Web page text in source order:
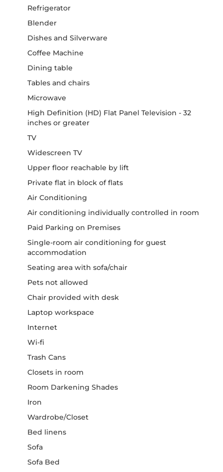
Refrigerator
Blender
Dishes and Silverware
Coffee Machine
Dining table
Tables and chairs
Microwave
High Definition (HD) Flat Panel Television - 32
inches or greater
TV
Widescreen TV
Upper floor reachable by lift
Private flat in block of flats
Air Conditioning
Air conditioning individually controlled in room
Paid Parking on Premises
Single-room air conditioning for guest
accommodation
Seating area with sofa/chair
Pets not allowed
Chair provided with desk
Laptop workspace
Internet
Wi-fi
Trash Cans
Closets in room
Room Darkening Shades
Iron
Wardrobe/Closet
Bed linens
Sofa
Sofa Bed